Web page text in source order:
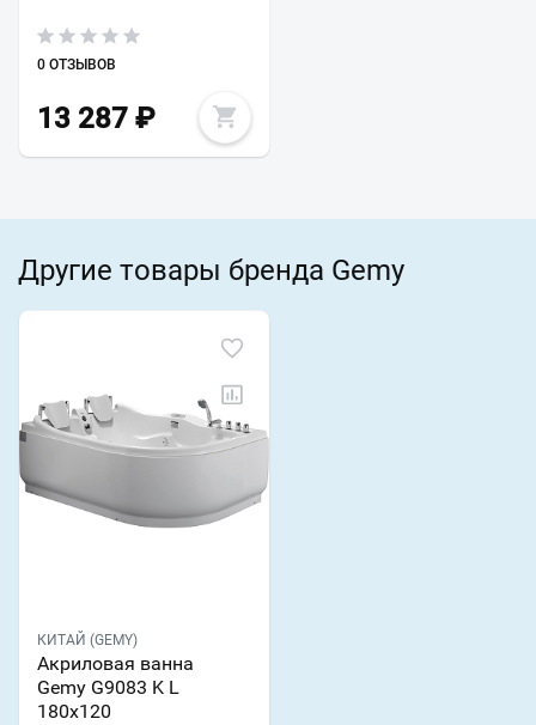
0 ОТЗЫВОВ
13 287 ₽
Другие товары бренда Gemy
КИТАЙ (GEMY)
Акриловая ванна
Gemy G9083 K L
180х120